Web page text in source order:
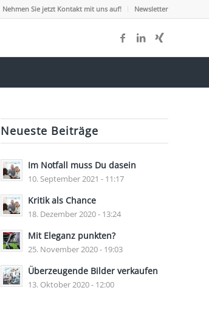
Nehmen Sie jetzt Kontakt mit uns auf! Newsletter
Neueste Beiträge
Im Notfall muss Du dasein
10. September 2021 - 11:17
Kritik als Chance
18. Dezember 2020 - 13:24
Mit Eleganz punkten?
25. November 2020 - 19:03
Überzeugende Bilder verkaufen
13. Oktober 2020 - 12:00